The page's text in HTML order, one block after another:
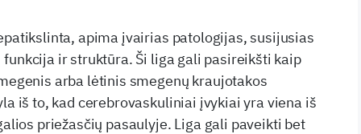
apima įvairias patologijas, susijusias
ir struktūra. Ši liga gali pasireikšti kaip
arba lėtinis smegenų kraujotakos
iš to, kad cerebrovaskuliniai įvykiai yra viena iš
priežasčių pasaulyje. Liga gali paveikti bet